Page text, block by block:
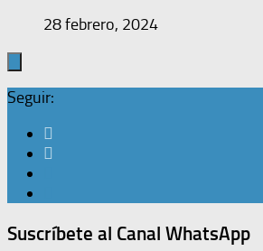
28 febrero, 2024
Seguir:
Suscríbete al Canal WhatsApp